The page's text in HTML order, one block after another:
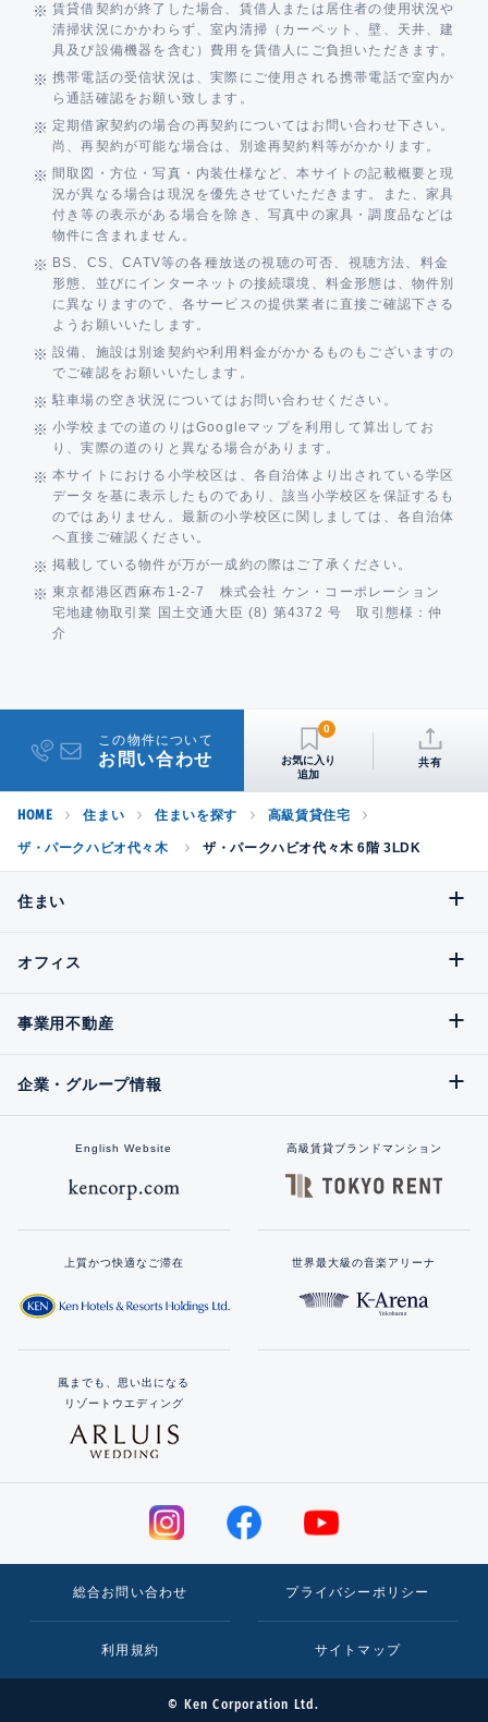
賃貸借契約が終了した場合、賃借人または居住者の使用状況や
清掃状況にかかわらず、室内清掃（カーペット、壁、天井、建
具及び設備機器を含む）費用を賃借人にご負担いただきます。
携帯電話の受信状況は、実際にご使用される携帯電話で室内か
ら通話確認をお願い致します。
定期借家契約の場合の再契約についてはお問い合わせ下さい。
尚、再契約が可能な場合は、別途再契約料等がかかります。
間取図・方位・写真・内装仕様など、本サイトの記載概要と現
況が異なる場合は現況を優先させていただきます。また、家具
付き等の表示がある場合を除き、写真中の家具・調度品などは
物件に含まれません。
BS、CS、CATV等の各種放送の視聴の可否、視聴方法、料金
形態、並びにインターネットの接続環境、料金形態は、物件別
に異なりますので、各サービスの提供業者に直接ご確認下さる
ようお願いいたします。
設備、施設は別途契約や利用料金がかかるものもございますの
でご確認をお願いいたします。
駐車場の空き状況についてはお問い合わせください。
小学校までの道のりはGoogleマップを利用して算出してお
り、実際の道のりと異なる場合があります。
本サイトにおける小学校区は、各自治体より出されている学区
データを基に表示したものであり、該当小学校区を保証するも
のではありません。最新の小学校区に関しましては、各自治体
へ直接ご確認ください。
掲載している物件が万が一成約の際はご了承ください。
東京都港区西麻布1-2-7 株式会社 ケン・コーポレーション
宅地建物取引業 国土交通大臣 (8) 第4372 号 取引態様：仲
介
この物件について
お問い合わせ
0
共有
HOME 住まい 住まいを探す 高級賃貸住宅
ザ・パークハビオ代々木 ザ・パークハビオ代々木 6階 3LDK
住まい
オフィス
事業用不動産
企業・グループ情報
English Website 高級賃貸ブランドマンション
上質かつ快適なご滞在 世界最大級の音楽アリーナ
風までも、思い出になる
リゾートウエディング
総合お問い合わせ プライバシーポリシー
利用規約 サイトマップ
© Ken Corporation Ltd.